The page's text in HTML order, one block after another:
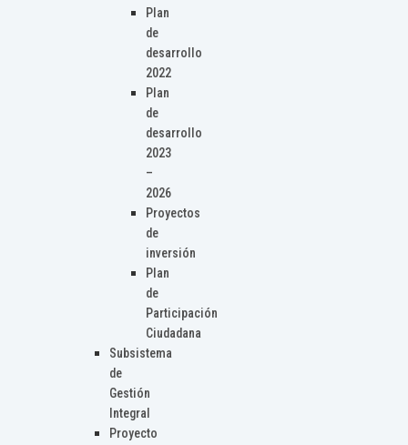
Plan
de
desarrollo
2022
Plan
de
desarrollo
2023
–
2026
Proyectos
de
inversión
Plan
de
Participación
Ciudadana
Subsistema
de
Gestión
Integral
Proyecto